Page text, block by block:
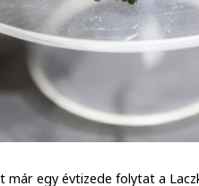
egy évtizede folytat a